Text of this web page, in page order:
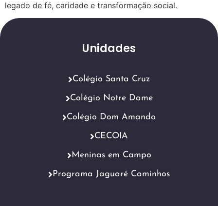
legado de fé, caridade e transformação social.
Unidades
Colégio Santa Cruz
Colégio Notre Dame
Colégio Dom Amando
CECOIA
Meninas em Campo
Programa Jaguaré Caminhos